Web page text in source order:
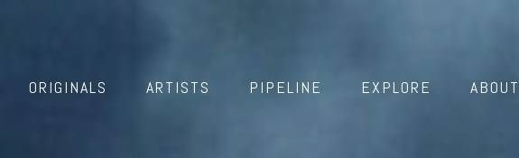
ORIGINALS ARTISTS PIPELINE EXPLORE ABOUT